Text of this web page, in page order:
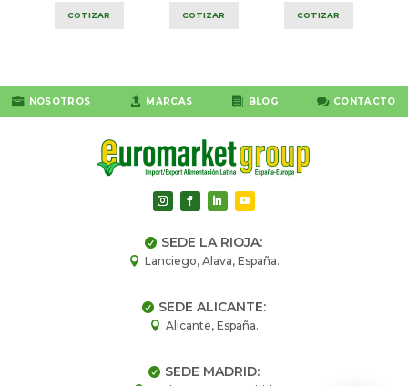
COTIZAR COTIZAR COTIZAR
 NOSOTROS  MARCAS  BLOG  CONTACTO
 SEDE LA RIOJA:
 Lanciego, Alava, España.
 SEDE ALICANTE:
 Alicante, España.
 SEDE MADRID: